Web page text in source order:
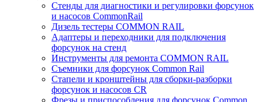
Стенды для диагностики и регулировки форсунок
и насосов CommonRail
Дизель тестеры COMMON RAIL
Адаптеры и переходники для подключения
форсунок на стенд
Инструменты для ремонта COMMON RAIL
Съемники для форсунок Common Rail
Стапели и кронштейны для сборки-разборки
форсунок и насосов CR